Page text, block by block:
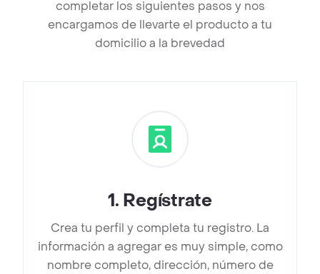
completar los siguientes pasos y nos
encargamos de llevarte el producto a tu
domicilio a la brevedad
1. Regístrate
Crea tu perfil y completa tu registro. La
información a agregar es muy simple, como
nombre completo, dirección, número de